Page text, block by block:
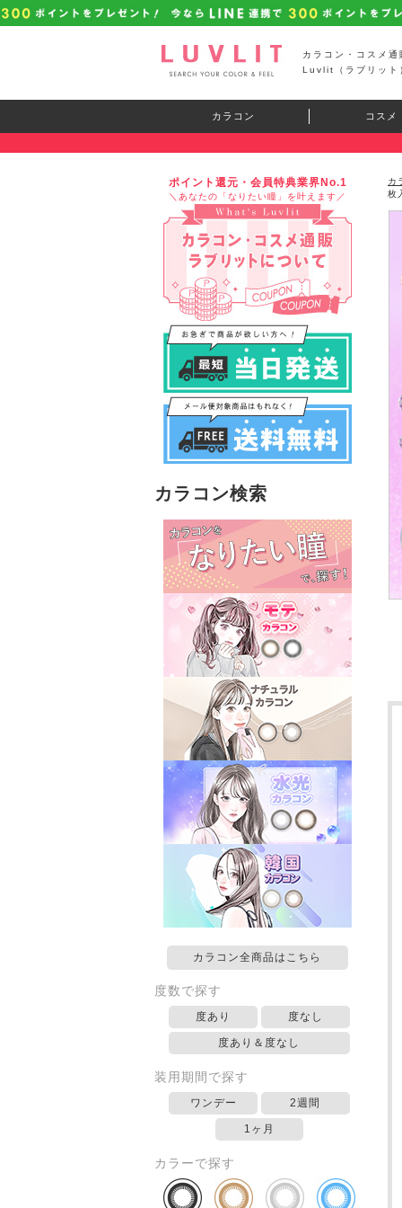
カラコン・コスメ通
Luvlit（ラブリット
カラコン コスメ
ポイント還元・会員特典業界No.1
＼あなたの「なりたい瞳」を叶えます／
カラコン検索
カラコン全商品はこちら
度数で探す
度あり 度なし
度あり＆度なし
装用期間で探す
ワンデー 2週間
1ヶ月
カラーで探す
カ
枚